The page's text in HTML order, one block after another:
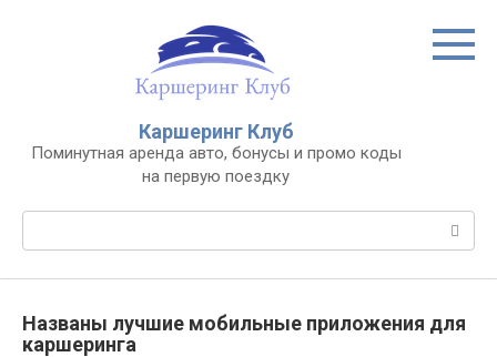
Каршеринг Клуб
Поминутная аренда авто, бонусы и промо коды
на первую поездку
Поиск:
Названы лучшие мобильные приложения для
каршеринга